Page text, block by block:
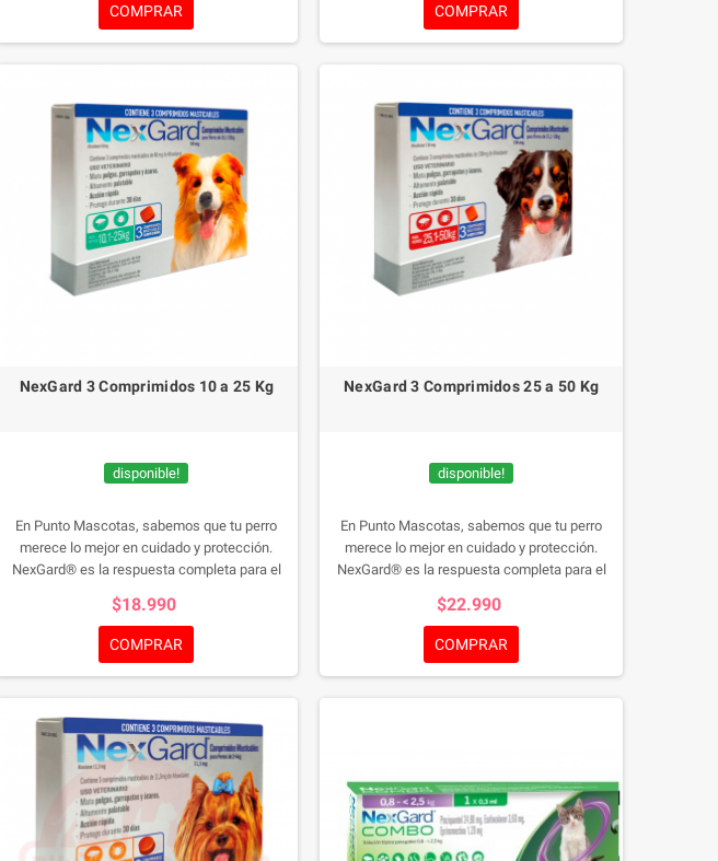
para tu mascota. Desde las 8 semanas de
edad y 2 kg de peso, NexGard® es seguro para
robusta con NexGard®.NexGard Caja 1
Comprimidos 2 a 4 Kg
COMPRAR
para tu mascota. Desde las 8 semanas de
edad y 2 kg de peso, NexGard® es seguro para
robusta con NexGard®.NexGard 1
Comprimidos 25 a 50 Kg
COMPRAR
NexGard 3 Comprimidos 10 a 25 Kg
disponible!
En Punto Mascotas, sabemos que tu perro
merece lo mejor en cuidado y protección.
NexGard® es la respuesta completa para el
antiparasitario masticable con sabor a carne
no solo es eficiente sino también delicioso
para tu mascota.
Desde las 8 semanas de
edad y 2 kg de peso, NexGard® es seguro para
comprimidos y brinda a tu perro una defensa
robusta con NexGard®.NexGard 3 Comprimido
10 a 25 Kg
$18.990
COMPRAR
NexGard 3 Comprimidos 25 a 50 Kg
disponible!
En Punto Mascotas, sabemos que tu perro
merece lo mejor en cuidado y protección.
NexGard® es la respuesta completa para el
antiparasitario masticable con sabor a carne
no solo es eficiente sino también delicioso
para tu mascota.
Desde las 8 semanas de
edad y 2 kg de peso, NexGard® es seguro para
$22.990
COMPRAR